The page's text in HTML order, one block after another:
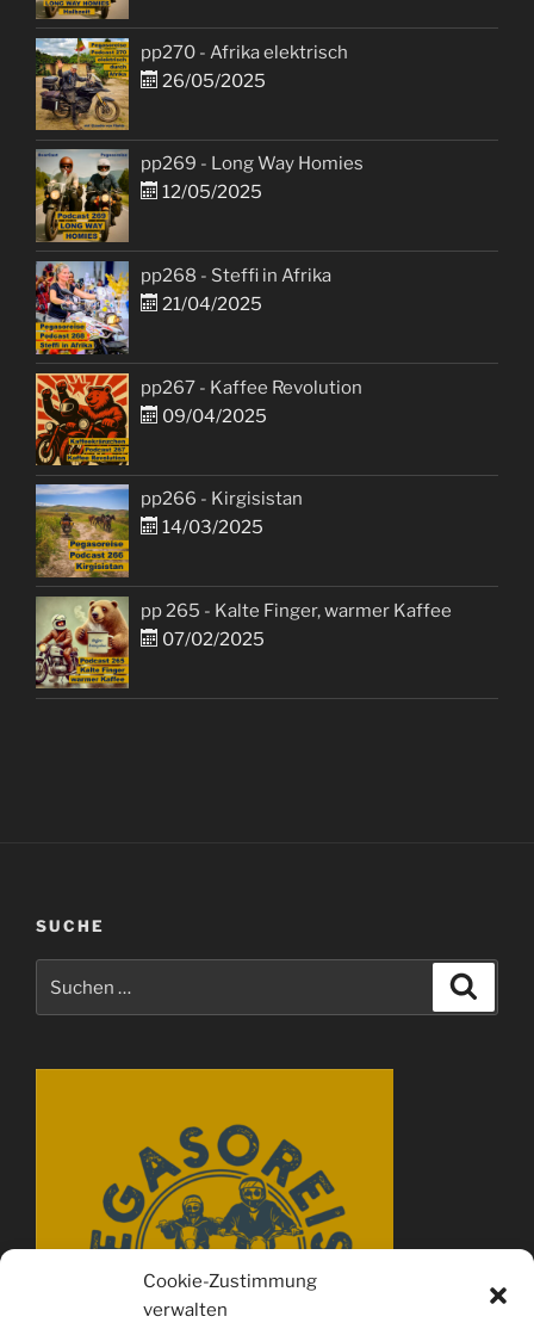
Cookie-Zustimmung
verwalten
pp270 - Afrika elektrisch
26/05/2025
pp269 - Long Way Homies
12/05/2025
pp268 - Steffi in Afrika
21/04/2025
pp267 - Kaffee Revolution
09/04/2025
pp266 - Kirgisistan
14/03/2025
pp 265 - Kalte Finger, warmer Kaffee
07/02/2025
SUCHE